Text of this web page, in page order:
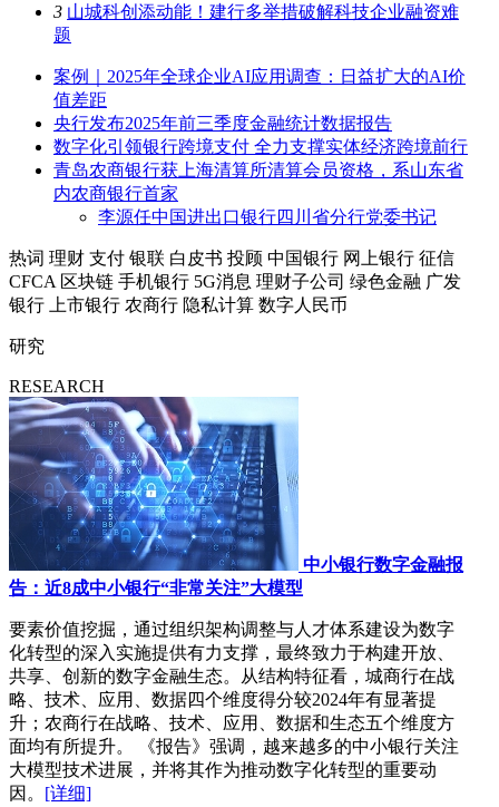
3 山城科创添动能！建行多举措破解科技企业融资难
题
案例｜2025年全球企业AI应用调查：日益扩大的AI价
值差距
央行发布2025年前三季度金融统计数据报告
数字化引领银行跨境支付 全力支撑实体经济跨境前行
青岛农商银行获上海清算所清算会员资格，系山东省
内农商银行首家
李源任中国进出口银行四川省分行党委书记
热词 理财 支付 银联 白皮书 投顾 中国银行 网上银行 征信
CFCA 区块链 手机银行 5G消息 理财子公司 绿色金融 广发
银行
上市银行 农商行 隐私计算 数字人民币
研究
RESEARCH
中小银行数字金融报
告：近8成中小银行“非常关注”大模型
要素价值挖掘，通过组织架构调整与人才体系建设为数字
化转型的深入实施提供有力支撑，最终致力于构建开放、
共享、创新的数字金融生态。从结构特征看，城商行在战
略、技术、应用、数据四个维度得分较2024年有显著提
升；农商行在战略、技术、应用、数据和生态五个维度方
面均有所提升。 《报告》强调，越来越多的中小银行关注
大模型技术进展，并将其作为推动数字化转型的重要动
因。 [详细]